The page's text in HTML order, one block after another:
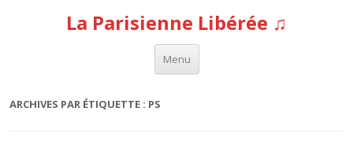
La Parisienne Libérée ♫
Menu
Aller au contenu
ARCHIVES PAR ÉTIQUETTE : PS